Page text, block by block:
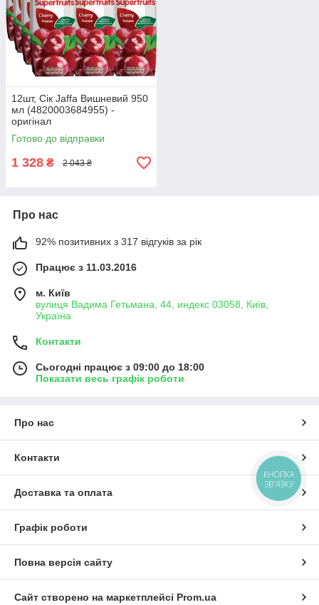
12шт, Сік Jaffa Вишневий 950
мл (4820003684955) -
оригінал
Готово до відправки
1 328 ₴ 2 043 ₴
Про нас
92% позитивних з 317 відгуків за рік
Працює з 11.03.2016
м. Київ
вулиця Вадима Гетьмана, 44, индекс 03058, Київ,
Україна
Контакти
Сьогодні працює з 09:00 до 18:00
Показати весь графік роботи
Про нас
Контакти
Доставка та оплата
Графік роботи
Повна версія сайту
Сайт створено на маркетплейсі Prom.ua
КНОПКА
ЗВ'ЯЗКУ